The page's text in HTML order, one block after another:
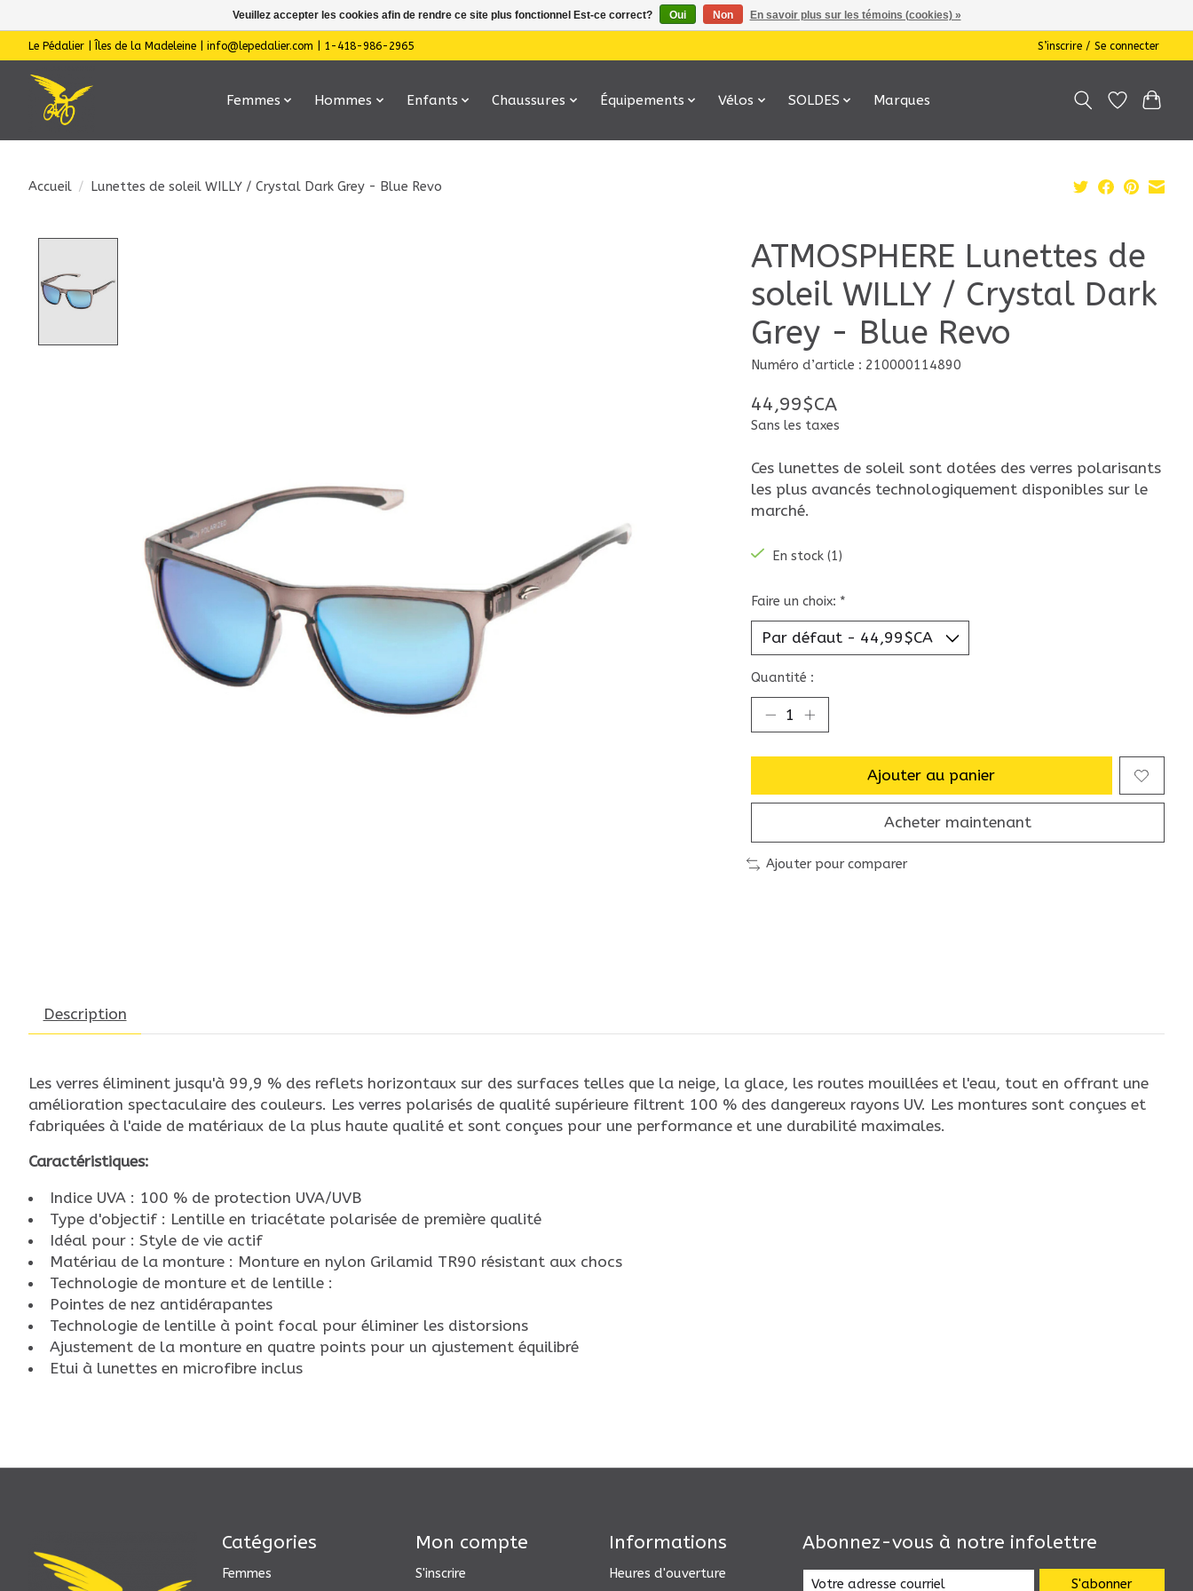
Le Pédalier | Îles de la Madeleine | info@lepedalier.com | 1-418-986-2965 S’inscrire / Se connecter
Femmes Hommes Enfants Chaussures Équipements Vélos SOLDES Marques
Accueil / Lunettes de soleil WILLY / Crystal Dark Grey - Blue Revo
ATMOSPHERE Lunettes de
soleil WILLY / Crystal Dark
Grey - Blue Revo
Numéro d’article : 210000114890
44,99$CA
Sans les taxes
Ces lunettes de soleil sont dotées des verres polarisants
les plus avancés technologiquement disponibles sur le
marché.
En stock (1)
Faire un choix: *
Quantité :
Ajouter au panier
Acheter maintenant
Ajouter pour comparer
Description
Les verres éliminent jusqu'à 99,9 % des reflets horizontaux sur des surfaces telles que la neige, la glace, les routes mouillées et l'eau, tout en offrant une
amélioration spectaculaire des couleurs. Les verres polarisés de qualité supérieure filtrent 100 % des dangereux rayons UV. Les montures sont conçues et
fabriquées à l'aide de matériaux de la plus haute qualité et sont conçues pour une performance et une durabilité maximales.
Caractéristiques:
Indice UVA : 100 % de protection UVA/UVB
Type d'objectif : Lentille en triacétate polarisée de première qualité
Idéal pour : Style de vie actif
Matériau de la monture : Monture en nylon Grilamid TR90 résistant aux chocs
Technologie de monture et de lentille :
Pointes de nez antidérapantes
Technologie de lentille à point focal pour éliminer les distorsions
Ajustement de la monture en quatre points pour un ajustement équilibré
Etui à lunettes en microfibre inclus
Catégories
Femmes
Mon compte
S'inscrire
Informations
Heures d'ouverture
Abonnez-vous à notre infolettre
S'abonner
Veuillez accepter les cookies afin de rendre ce site plus fonctionnel Est-ce correct? Oui Non En savoir plus sur les témoins (cookies) »